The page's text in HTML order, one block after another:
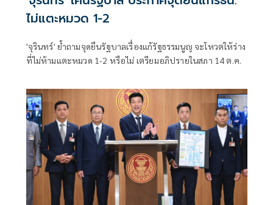
ไม่แตะหมวด 1-2
'จุรินทร์' ย้ำถามจุดยืนรัฐบาลเรื่องแก้รัฐธรรมนูญ จะโหวตให้ร่าง
ที่ไม่ห้ามแตะหมวด 1-2 หรือไม่ เตรียมอภิปรายในสภา 14 ต.ค.